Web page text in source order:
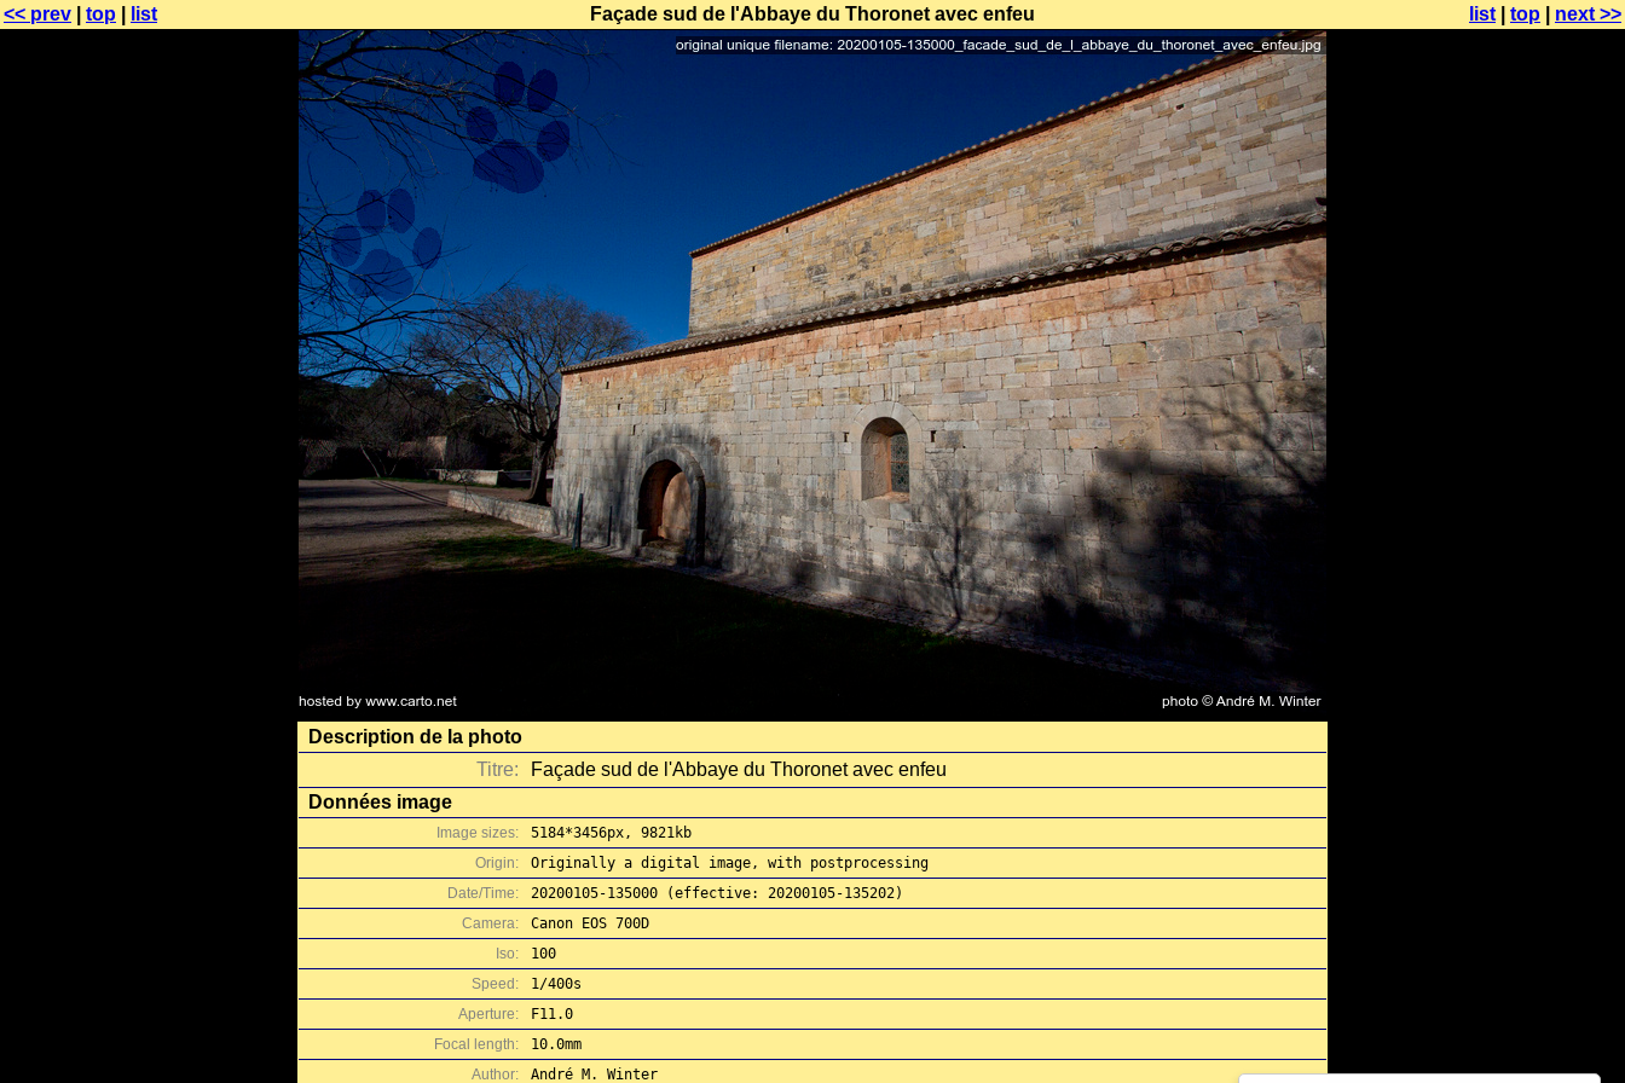
<< prev top list Façade sud de l'Abbaye du Thoronet avec enfeu list top next >>
Description de la photo
Titre:
Façade sud de l'Abbaye du Thoronet avec enfeu
Données image
Image sizes:
5184*3456px, 9821kb
Origin:
Originally a digital image, with postprocessing
Date/Time:
20200105-135000 (effective: 20200105-135202)
Camera:
Canon EOS 700D
Iso:
100
Speed:
1/400s
Aperture:
F11.0
Focal length:
10.0mm
Author:
André M. Winter